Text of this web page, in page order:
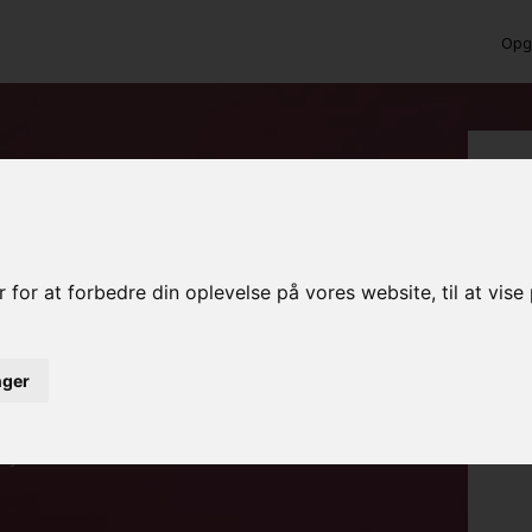
at forbedre din oplevelse på vores website, til at
samme